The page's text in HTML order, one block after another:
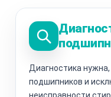
Диагностика
подшипников и
неисправности